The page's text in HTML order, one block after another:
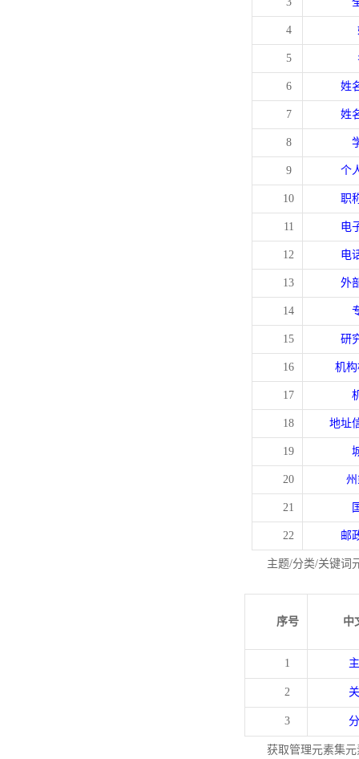
4
5
6 姓
7 姓
8
9 个
10 职
11 电
12 电
13 外
14
15 研
16 机
17
18 地址
19
20
21
22 邮
主题/分类/关键词
序号 中
1
2
3
获取管理元素集